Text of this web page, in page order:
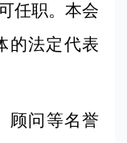
任职。本会
的法定代表
顾问等名誉